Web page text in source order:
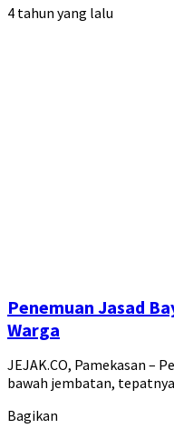
4 tahun yang lalu
Penemuan Jasad
Warga
JEJAK.CO, Pamekasan –
bawah jembatan,
Bagikan